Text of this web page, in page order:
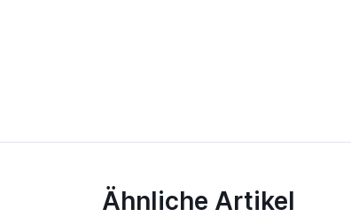
Ähnliche Artikel